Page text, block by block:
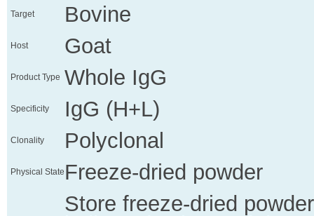
Target Bovine
Host Goat
Product Type Whole IgG
Specificity IgG (H+L)
Clonality Polyclonal
Physical State Freeze-dried powder
Store freeze-dried